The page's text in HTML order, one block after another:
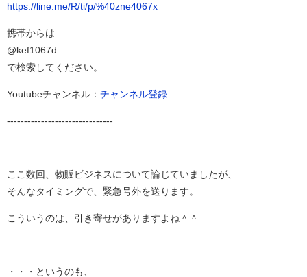
https://line.me/R/ti/p/%40zne4067x
携帯からは
@kef1067d
で検索してください。
Youtubeチャンネル： チャンネル登録
-------------------------------
ここ数回、物販ビジネスについて論じていましたが、
そんなタイミングで、緊急号外を送ります。
こういうのは、引き寄せがありますよね＾＾
・・・というのも、